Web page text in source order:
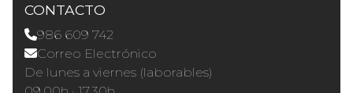
CONTACTO
986 609 742
Correo Electrónico
De lunes a viernes (laborables)